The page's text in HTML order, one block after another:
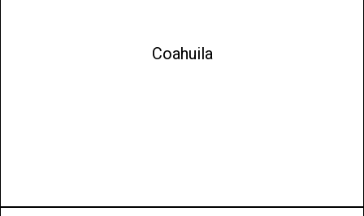
Coahuila